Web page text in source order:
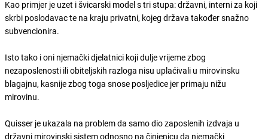
Kao primjer je uzet i švicarski model s tri stupa: državni, interni za koji
skrbi poslodavac te na kraju privatni, kojeg država također snažno
subvencionira.
Isto tako i oni njemački djelatnici koji dulje vrijeme zbog
nezaposlenosti ili obiteljskih razloga nisu uplaćivali u mirovinsku
blagajnu, kasnije zbog toga snose posljedice jer primaju nižu
mirovinu.
Quisser je ukazala na problem da samo dio zaposlenih izdvaja u
državni mirovinski sistem odnosno na činjenicu da njemački